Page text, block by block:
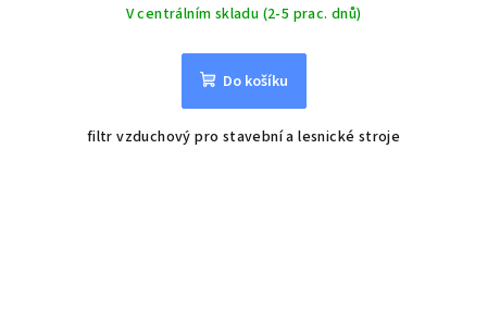
V centrálním skladu (2-5 prac. dnů)
Do košíku
filtr vzduchový pro stavební a lesnické stroje